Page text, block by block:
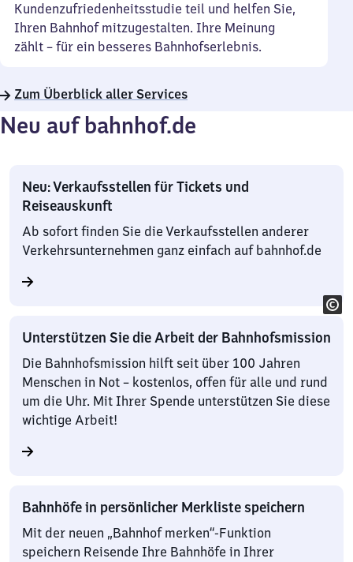
Kundenzufriedenheitsstudie teil und helfen Sie,
Ihren Bahnhof mitzugestalten. Ihre Meinung
zählt – für ein besseres Bahnhofserlebnis.
Zum Überblick aller Services
Neu auf bahnhof.de
Neu: Verkaufsstellen für Tickets und
Reiseauskunft
Ab sofort finden Sie die Verkaufsstellen anderer
Verkehrsunternehmen ganz einfach auf bahnhof.de
Unterstützen Sie die Arbeit der Bahnhofsmission
Die Bahnhofsmission hilft seit über 100 Jahren
Menschen in Not – kostenlos, offen für alle und rund
um die Uhr. Mit Ihrer Spende unterstützen Sie diese
wichtige Arbeit!
Bahnhöfe in persönlicher Merkliste speichern
Mit der neuen „Bahnhof merken“-Funktion
speichern Reisende Ihre Bahnhöfe in Ihrer